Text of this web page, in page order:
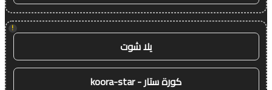
!
يلا شوت
كورة ستار - koora-star